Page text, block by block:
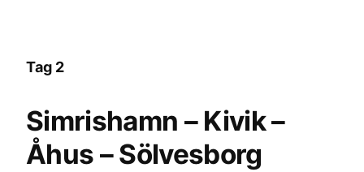
Tag 2
Simrishamn – Kivik –
Åhus – Sölvesborg